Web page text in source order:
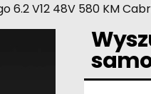
6.2 V12 48V 580 KM